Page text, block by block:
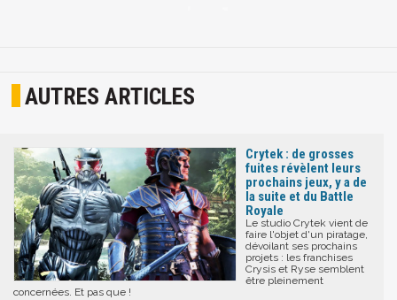
AUTRES ARTICLES
Crytek : de grosses
fuites révèlent leurs
prochains jeux, y a de
la suite et du Battle
Royale
Le studio Crytek vient de
faire l'objet d'un piratage,
dévoilant ses prochains
projets : les franchises
Crysis et Ryse semblent
être pleinement
concernées. Et pas que !